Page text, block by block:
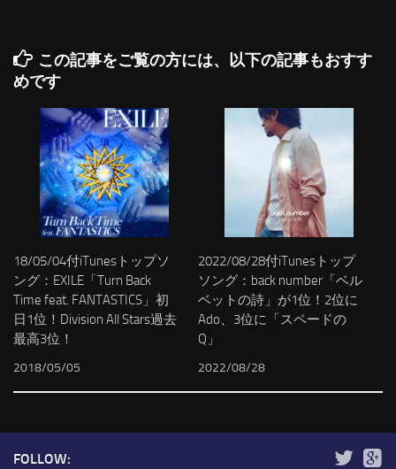
この記事をご覧の方には、以下の記事もおすす
めです
18/05/04付iTunesトップソ
ング：EXILE「Turn Back
Time feat. FANTASTICS」初
日1位！Division All Stars過去
最高3位！
2018/05/05
2022/08/28付iTunesトップ
ソング：back number「ベル
ベットの詩」が1位！2位に
Ado、3位に「スペードの
Q」
2022/08/28
FOLLOW: